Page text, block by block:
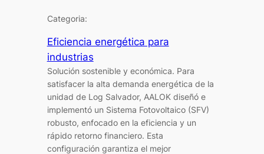
Categoria:
Eficiencia energética para
industrias
Solución sostenible y económica. Para
satisfacer la alta demanda energética de la
unidad de Log Salvador, AALOK diseñó e
implementó un Sistema Fotovoltaico (SFV)
robusto, enfocado en la eficiencia y un
rápido retorno financiero. Esta
configuración garantiza el mejor